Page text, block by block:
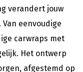
verandert jouw
eenvoudige
carwraps met
Het ontwerp
afgestemd op